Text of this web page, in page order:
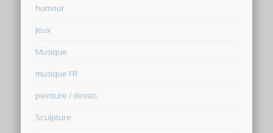
humour
Jeux
Musique
musique FR
peinture / dessin
Sculpture